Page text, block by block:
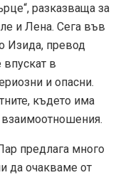
разказваща за
и Лена. Сега във
Изида, превод
впускат в
и опасни.
където има
предлага много
да очакваме от